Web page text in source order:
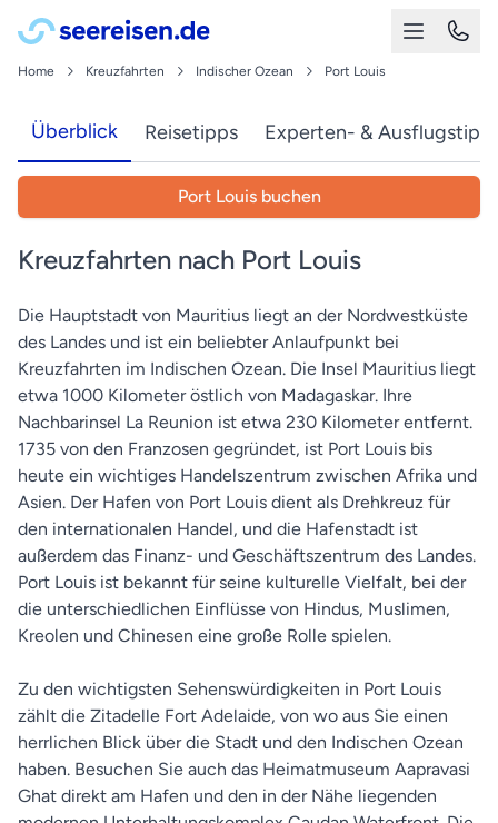
Home Kreuzfahrten Indischer Ozean Port Louis
Überblick Reisetipps Experten- &
Port Louis buchen
Kreuzfahrten nach Port Louis
Die Hauptstadt von Mauritius liegt an der Nordwestküste
des Landes und ist ein beliebter Anlaufpunkt bei
Kreuzfahrten im Indischen Ozean. Die Insel Mauritius liegt
etwa 1000 Kilometer östlich von Madagaskar. Ihre
Nachbarinsel La Reunion ist etwa 230 Kilometer entfernt.
1735 von den Franzosen gegründet, ist Port Louis bis
heute ein wichtiges Handelszentrum zwischen Afrika und
Asien. Der Hafen von Port Louis dient als Drehkreuz für
den internationalen Handel, und die Hafenstadt ist
außerdem das Finanz- und Geschäftszentrum des Landes.
Port Louis ist bekannt für seine kulturelle Vielfalt, bei der
die unterschiedlichen Einflüsse von Hindus, Muslimen,
Kreolen und Chinesen eine große Rolle spielen.
Zu den wichtigsten Sehenswürdigkeiten in Port Louis
zählt die Zitadelle Fort Adelaide, von wo aus Sie einen
herrlichen Blick über die Stadt und den Indischen Ozean
haben. Besuchen Sie auch das Heimatmuseum Aapravasi
Ghat direkt am Hafen und den in der Nähe liegenden